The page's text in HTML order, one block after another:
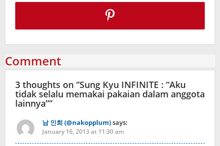
Comment
3 thoughts on “Sung Kyu INFINITE : “Aku
tidak selalu memakai pakaian dalam anggota
lainnya””
남 인희 (@nakopplum)says:
January 16, 2013 at 11:30 am